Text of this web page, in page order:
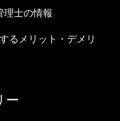
理士の情報
るメリット・デメリ
ー